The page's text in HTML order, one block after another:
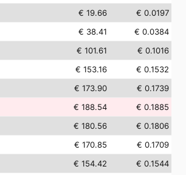
€ 19.66
€ 0.0197
€ 38.41
€ 0.0384
€ 101.61
€ 0.1016
€ 153.16
€ 0.1532
€ 173.90
€ 0.1739
€ 188.54
€ 0.1885
€ 180.56
€ 0.1806
€ 170.85
€ 0.1709
€ 154.42
€ 0.1544